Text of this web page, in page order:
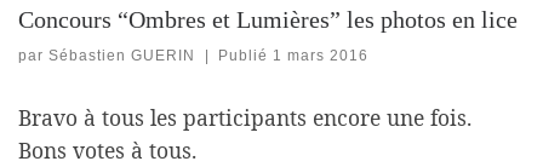
Concours “Ombres et Lumières” les photos en lice
par Sébastien GUERIN Publié 1 mars 2016
Bravo à tous les participants encore une fois.
Bons votes à tous.